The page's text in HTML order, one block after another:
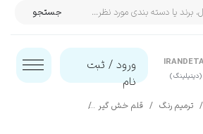
ورود / ثبت
نام
جستجو
ترمیم رنگ قلم خش گیر